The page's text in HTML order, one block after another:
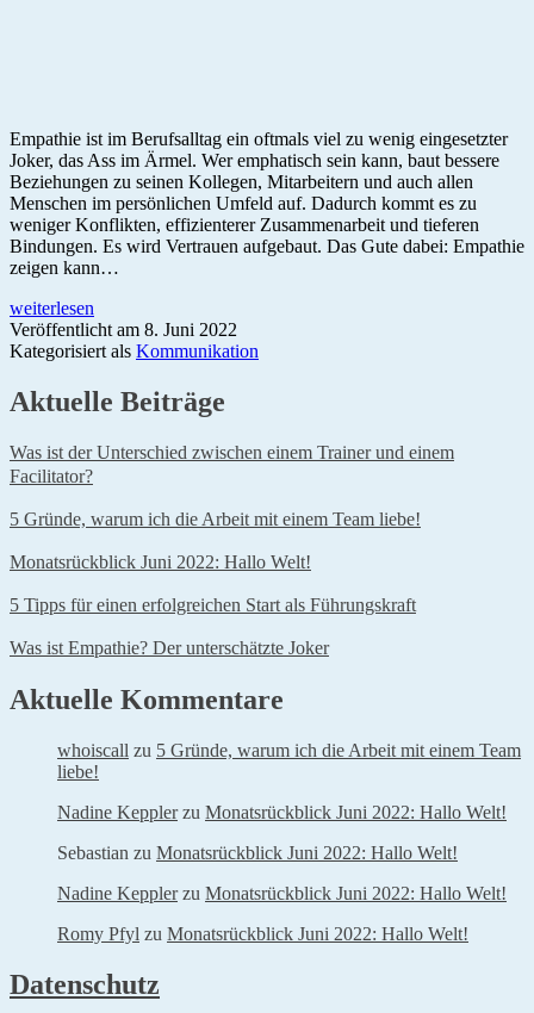
Empathie ist im Berufsalltag ein oftmals viel zu wenig eingesetzter
Joker, das Ass im Ärmel. Wer emphatisch sein kann, baut bessere
Beziehungen zu seinen Kollegen, Mitarbeitern und auch allen
Menschen im persönlichen Umfeld auf. Dadurch kommt es zu
weniger Konflikten, effizienterer Zusammenarbeit und tieferen
Bindungen. Es wird Vertrauen aufgebaut. Das Gute dabei: Empathie
zeigen kann…
Was
ist
Empathie?
unterschätzte
Joker
weiterlesen
Veröffentlicht am 8. Juni 2022
Kategorisiert als Kommunikation
Aktuelle Beiträge
Was ist der Unterschied zwischen einem Trainer und einem
Facilitator?
5 Gründe, warum ich die Arbeit mit einem Team liebe!
Monatsrückblick Juni 2022: Hallo Welt!
5 Tipps für einen erfolgreichen Start als Führungskraft
Was ist Empathie? Der unterschätzte Joker
Aktuelle Kommentare
whoiscall zu 5 Gründe, warum ich die Arbeit mit einem Team
liebe!
Nadine Kepplerzu Monatsrückblick Juni 2022: Hallo Welt!
Sebastian zu Monatsrückblick Juni 2022: Hallo Welt!
Nadine Kepplerzu Monatsrückblick Juni 2022: Hallo Welt!
Romy Pfyl zu Monatsrückblick Juni 2022: Hallo Welt!
Datenschutz